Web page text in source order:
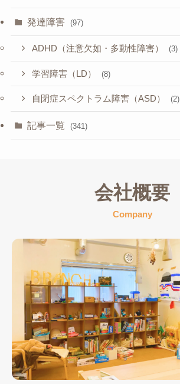
発達障害 (97)
ADHD（注意欠如・多動性障害） (3)
学習障害（LD） (8)
自閉症スペクトラム障害（ASD） (2)
記事一覧 (341)
会社概要
Company